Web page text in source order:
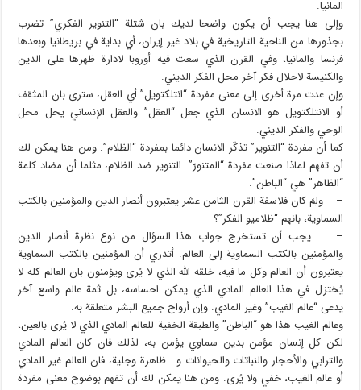
المانيا.
وإلى هنا يجب أن يكون واضحا لديك بان شتلة “التنوير الفكري” تضرب
بجذورها من الناحية التاريخية في بلاد غير إيران، أي بداية في بريطانيا وبعدها
فرنسا والمانيا، وفي القرن الذي سعت فيه أوروبا لادارة ظهرها على الدين
والكنيسة لاحلال فكر آخر محل الفكر الديني.
وإن عدت مرة أخرى إلى معنى مفردة “انتلكتويل” أي العقل، سترى بان المثقف
أو الانتلكتويل هو الانسان الذي جعل “العقل” والعقل الإنساني يحل محل
الوحي والفكر الديني.
كما أن مفردة “التنوير” تذكّر الانسان دائما بمفردة “الظلام”. ومن هنا يمكن لك
أن تفهم لماذا صنعت مفردة “المتنورّ”. التنوير ضد الظلام، مثلما أن مضاد كلمة
“الظاهر” هي “الباطن”.
– ولِمَ كان فلاسفة القرن الثامن عشر يعتبرون أنصار الدين والمؤمنين بالكتب
السماوية، بانهم “ظلاميو الفكر”؟
– يجب أن تستخرج جواب هذا السؤال من نوع نظرة أنصار الدين
والمؤمنين بالكتب السماوية إلى العالم. أتدري أن المؤمنين بالكتب السماوية
يعتبرون أن العالم وكل ما فيه، خلقه الله الذي لا يُرى ويؤمنون بان العالم كله لا
يُختزل في هذا العالم المادي الذي يمكن احساسه، بل ثمة عالم واسع آخر
يدعى “عالم الغيب” وغير المادي. وإن أرواح جميع البشر متعلقة به.
وعالم الغيب هذا هو “الباطن” والطبقة الخفية للعالم المادي الذي لا يُرى بالعين،
لكن كل إنسان مؤمن بدين سماوي يؤمن به، لذلك فان كان العالم المادي
والترابي والأحجار والنباتات والحيوانات و… ظاهرة وجلية، فان العالم غير المادي
أو عالم الغيب، خفي ولا يُرى. ومن هنا يمكن لك أن تفهم بوضوح معنى مفردة